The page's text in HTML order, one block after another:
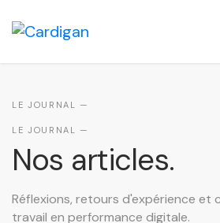
LE JOURNAL —
Nos articles.
Réflexions, retours d'expérience et
travail en performance digitale.